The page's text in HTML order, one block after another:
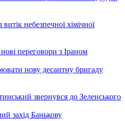
небезпечної хімічної
переговори з Іраном
нову десантну бригаду
звернувся до Зеленського
захід Банькову